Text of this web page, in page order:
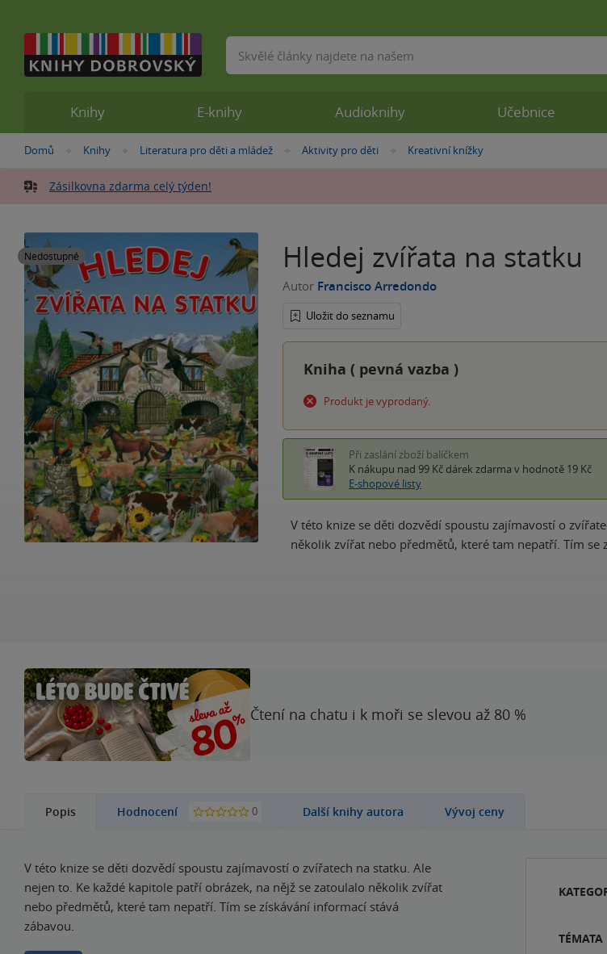
Nacházíte
zde:
Domů »
Knihy »
Literatura pro děti a mládež »Aktivity pro děti »
Kreativní knížky
Zásilkovna zdarma celý týden!
Nedostupné Hledej zvířata na statku
Autor Francisco Arredondo
Uložit do seznamu
Kniha ( pevná vazba )
Produkt je vyprodaný.
Při zaslání zboží balíčkem
K nákupu nad 99 Kč dárek zdarma v hodnotě 19 Kč
E-shopové listy
V této knize se děti dozvědí spoustu zajímavostí o
několik zvířat nebo předmětů, které tam nepatří. Tím se
Čtení na chatu i k moři se slevou až 80 %
Popis Hodnocení 0 Další knihy autora Vývoj ceny
V této knize se děti dozvědí spoustu zajímavostí o zvířatech na statku. Ale
nejen to. Ke každé kapitole patří obrázek, na nějž se zatoulalo několik zvířat
nebo předmětů, které tam nepatří. Tím se získávání informací stává
zábavou.
TÉMATA
Knihy E-knihy Audioknihy Učebnice
Vyhledávání